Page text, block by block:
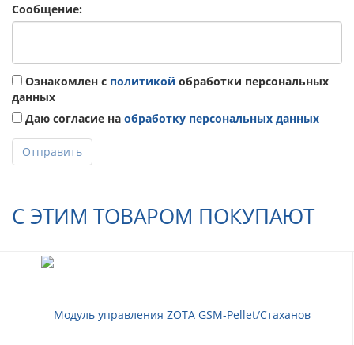
Сообщение:
Ознакомлен с политикой обработки персональных
данных
Даю согласие на обработку персональных данных
Отправить
С ЭТИМ ТОВАРОМ ПОКУПАЮТ